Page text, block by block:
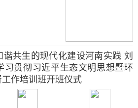
共生的现代化建设河南实践 刘
习贯彻习近平生态文明思想暨环
作培训班开班仪式